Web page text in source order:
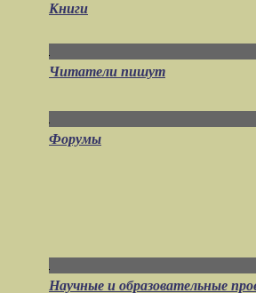
Книги
Читатели пишут
Форумы
Научные и образовательные